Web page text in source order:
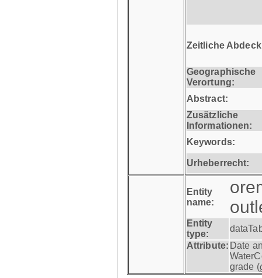
Zeitliche
Geographische
Verortung:
Abstract:
Zusätzliche
Informationen:
Keywords:
Urheberrecht:
Entity
name:
Entity
type:
Attribute: Date
grade (